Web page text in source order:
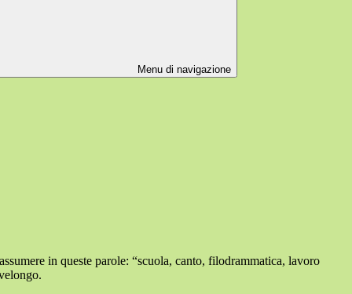
Menu di navigazione
in queste parole: “scuola, canto, filodrammatica, lavoro